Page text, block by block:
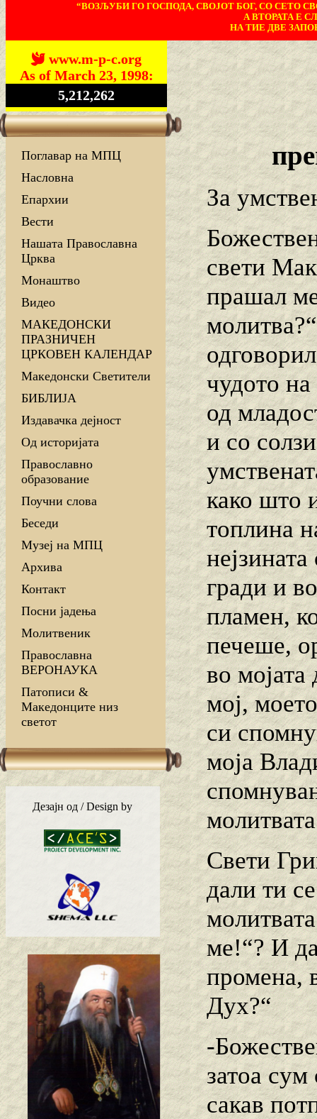
“ВОЗЉУБИ ГО ГОСПОДА, СВОЈОТ БОГ, СО СЕТО
А ВТОРАТА Е
НА ТИЕ ДВЕ
www.m-p-c.org
As of March 23, 1998:
5,212,262
Поглавар на МПЦ
Насловна
Епархии
Вести
Нашата Православна
Црква
Монаштво
Видео
МАКЕДОНСКИ
ПРАЗНИЧЕН
ЦРКОВЕН КАЛЕНДАР
Македонски Светители
БИБЛИЈА
Издавачка дејност
Од историјата
Православно
образование
Поучни слова
Беседи
Музеј на МПЦ
Архива
Контакт
Посни јадења
Молитвеник
Православна
ВЕРОНАУКА
Патописи &
Македонците низ
светот
Дезајн од / Design by
За
свети
прашал
чудото
од
и со
како што
топлина
гради и
пламен,
печеше,
во
мој,
си
моја
Свети
дали ти
ме!“? И
промена,
Дух?“
-
затоа сум
сакав